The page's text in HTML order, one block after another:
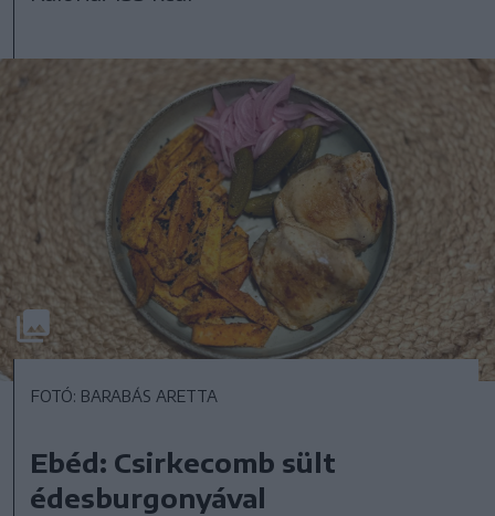
FOTÓ: BARABÁS ARETTA
Ebéd: Csirkecomb sült
édesburgonyával